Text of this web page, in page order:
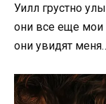
Уилл грустно
они все еще мои
они увидят